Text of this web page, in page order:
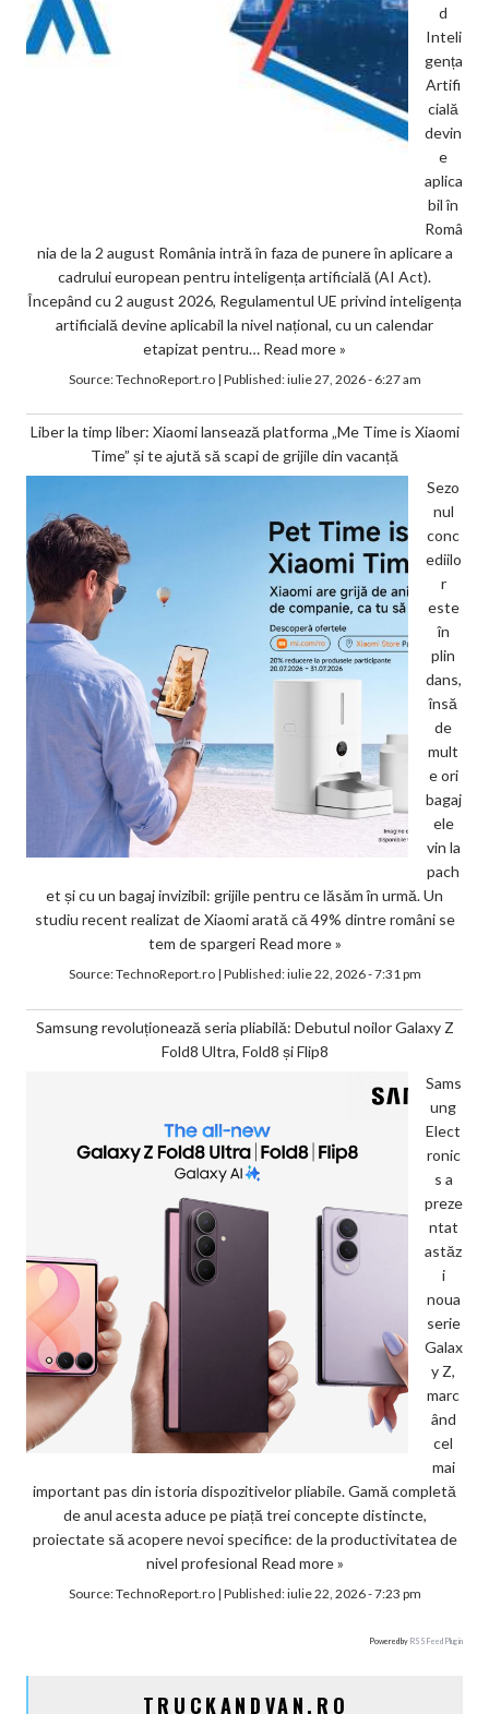
d
Inteli
gența
Artifi
cială
devin
e
aplica
bil în
Româ
nia de la 2 august România intră în faza de punere în aplicare a
cadrului european pentru inteligența artificială (AI Act).
Începând cu 2 august 2026, Regulamentul UE privind inteligența
artificială devine aplicabil la nivel național, cu un calendar
etapizat pentru… Read more »
Source:TechnoReport.ro| Published:iulie 27, 2026 - 6:27 am
Liber la timp liber: Xiaomi lansează platforma „Me Time is Xiaomi
Time” și te ajută să scapi de grijile din vacanță
Sezo
nul
conc
ediilo
r
este
în
plin
dans,
însă
de
mult
e ori
bagaj
ele
vin la
pach
et și cu un bagaj invizibil: grijile pentru ce lăsăm în urmă. Un
studiu recent realizat de Xiaomi arată că 49% dintre români se
tem de spargeri Read more »
Source:TechnoReport.ro| Published:iulie 22, 2026 - 7:31 pm
Samsung revoluționează seria pliabilă: Debutul noilor Galaxy Z
Fold8 Ultra, Fold8 și Flip8
Sams
ung
Elect
ronic
s a
preze
ntat
astăz
i
noua
serie
Galax
y Z,
marc
ând
cel
mai
important pas din istoria dispozitivelor pliabile. Gamă completă
de anul acesta aduce pe piață trei concepte distincte,
proiectate să acopere nevoi specifice: de la productivitatea de
nivel profesional Read more »
Source:TechnoReport.ro| Published:iulie 22, 2026 - 7:23 pm
Powered by RSS Feed Plugin
TRUCKANDVAN.RO